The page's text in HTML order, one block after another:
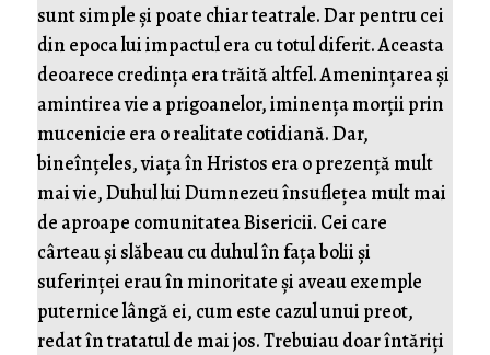
sunt simple și poate chiar teatrale. Dar pentru cei
din epoca lui impactul era cu totul diferit. Aceasta
deoarece credința era trăită altfel. Amenințarea și
amintirea vie a prigoanelor, iminența morții prin
mucenicie era o realitate cotidiană. Dar,
bineînțeles, viața în Hristos era o prezență mult
mai vie, Duhul lui Dumnezeu însuflețea mult mai
de aproape comunitatea Bisericii. Cei care
cârteau și slăbeau cu duhul în fața bolii și
suferinței erau în minoritate și aveau exemple
puternice lângă ei, cum este cazul unui preot,
redat în tratatul de mai jos. Trebuiau doar întăriți